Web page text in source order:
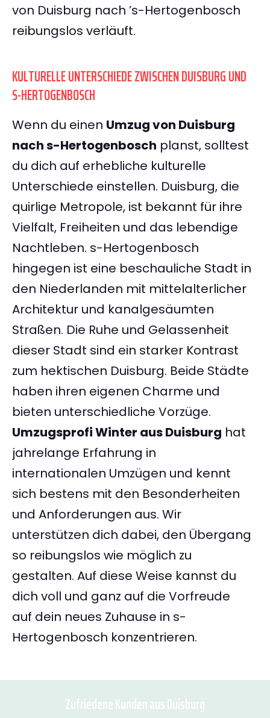
von Duisburg nach ’s-Hertogenbosch
reibungslos verläuft.
KULTURELLE UNTERSCHIEDE ZWISCHEN DUISBURG UND
S-HERTOGENBOSCH
Wenn du einen Umzug von Duisburg
nach s-Hertogenbosch planst, solltest
du dich auf erhebliche kulturelle
Unterschiede einstellen. Duisburg, die
quirlige Metropole, ist bekannt für ihre
Vielfalt, Freiheiten und das lebendige
Nachtleben. s-Hertogenbosch
hingegen ist eine beschauliche Stadt in
den Niederlanden mit mittelalterlicher
Architektur und kanalgesäumten
Straßen. Die Ruhe und Gelassenheit
dieser Stadt sind ein starker Kontrast
zum hektischen Duisburg. Beide Städte
haben ihren eigenen Charme und
bieten unterschiedliche Vorzüge.
Umzugsprofi Winter aus Duisburg hat
jahrelange Erfahrung in
internationalen Umzügen und kennt
sich bestens mit den Besonderheiten
und Anforderungen aus. Wir
unterstützen dich dabei, den Übergang
so reibungslos wie möglich zu
gestalten. Auf diese Weise kannst du
dich voll und ganz auf die Vorfreude
auf dein neues Zuhause in s-
Hertogenbosch konzentrieren.
Zufriedene Kunden aus Duisburg